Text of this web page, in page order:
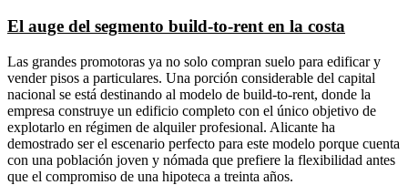
El auge del segmento build-to-rent en la costa
Las grandes promotoras ya no solo compran suelo para edificar y
vender pisos a particulares. Una porción considerable del capital
nacional se está destinando al modelo de build-to-rent, donde la
empresa construye un edificio completo con el único objetivo de
explotarlo en régimen de alquiler profesional. Alicante ha
demostrado ser el escenario perfecto para este modelo porque cuenta
con una población joven y nómada que prefiere la flexibilidad antes
que el compromiso de una hipoteca a treinta años.